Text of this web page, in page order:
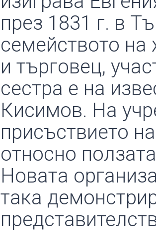
през 1831 г. в
семейството на
и търговец,
сестра е на
Кисимов. На
присъствието
относно
Новата
така